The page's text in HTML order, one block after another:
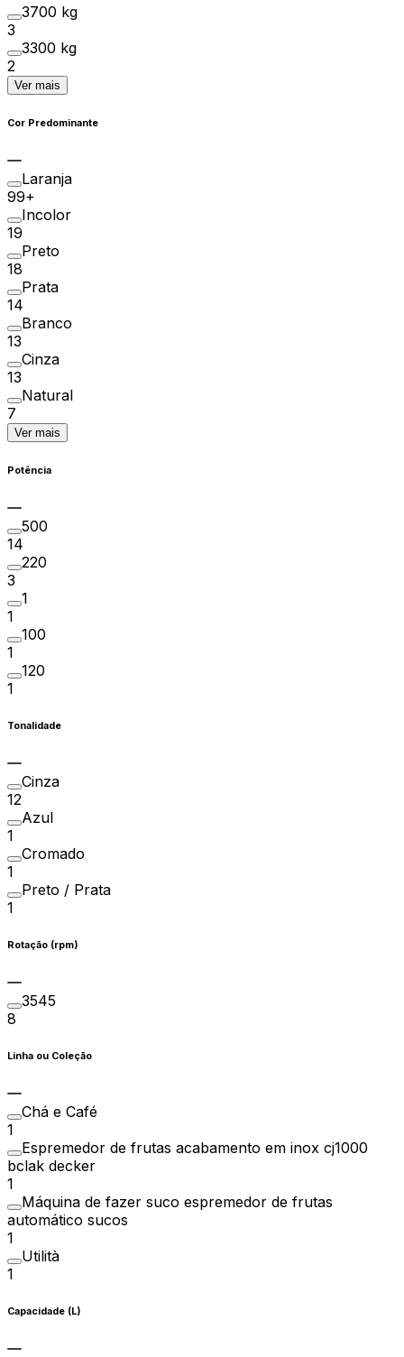
3700 kg
3
3300 kg
2
Ver mais
Cor Predominante
Laranja
99+
Incolor
19
Preto
18
Prata
14
Branco
13
Cinza
13
Natural
7
Ver mais
Potência
500
14
220
3
1
1
100
1
120
1
Tonalidade
Cinza
12
Azul
1
Cromado
1
Preto / Prata
1
Rotação (rpm)
3545
8
Linha ou Coleção
Chá e Café
1
Espremedor de frutas acabamento em inox cj1000
bclak decker
1
Máquina de fazer suco espremedor de frutas
automático sucos
1
Utilità
1
Capacidade (L)